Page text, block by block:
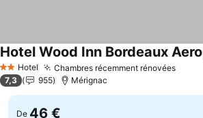
2 Étoiles
Hotel Chambres récemment rénovées
Hotel Wood Inn Bordeaux
7,3 955 Mérignac
De 46 €